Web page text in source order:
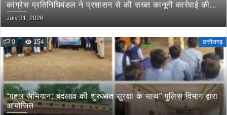
कांग्रेस प्रतिनिधिमंडल ने प्रशासन से की सख्त कानूनी कार्रवाई की
मांग
July 31, 2026
0 154 छत्तीसगढ़
“पहल अभियान: बदलाव की शुरुआत सुरक्षा के साथ” पुलिस विभाग द्वारा
आयोजित